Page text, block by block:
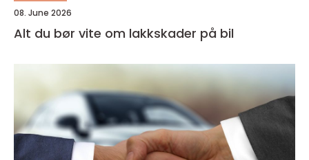
08. June 2026
Alt du bør vite om lakkskader på bil